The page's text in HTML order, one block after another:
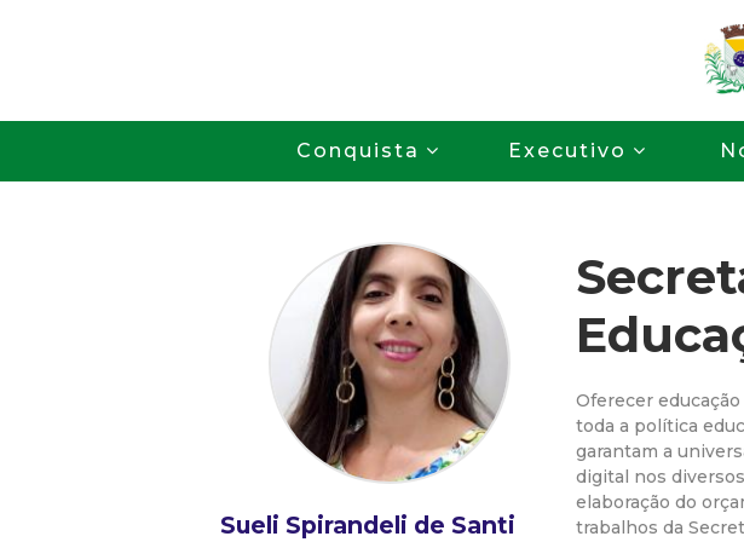
o
P
r
f
e
i
t
Conquista Executivo
Oferecer
toda a política
garantam a
digital nos
elaboração do
trabalhos da
Sueli Spirandeli de Santi